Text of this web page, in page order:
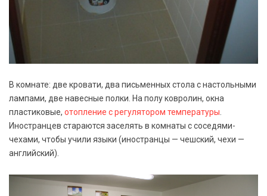
В комнате: две кровати, два письменных стола с настольными
лампами, две навесные полки. На полу ковролин, окна
пластиковые, отопление с регулятором температуры.
Иностранцев стараются заселять в комнаты с соседями-
чехами, чтобы учили языки (иностранцы — чешский, чехи —
английский).